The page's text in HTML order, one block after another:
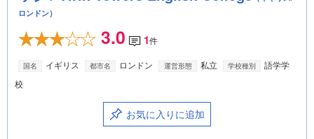
ロンドン）
3.0 1件
国名 イギリス 都市名 ロンドン 運営形態 私立 学校種別
語学学
校
お気に入りに追加